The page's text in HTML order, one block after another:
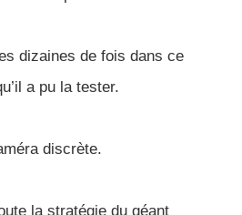
dizaines de fois dans ce
a pu la tester.
discrète.
la stratégie du géant